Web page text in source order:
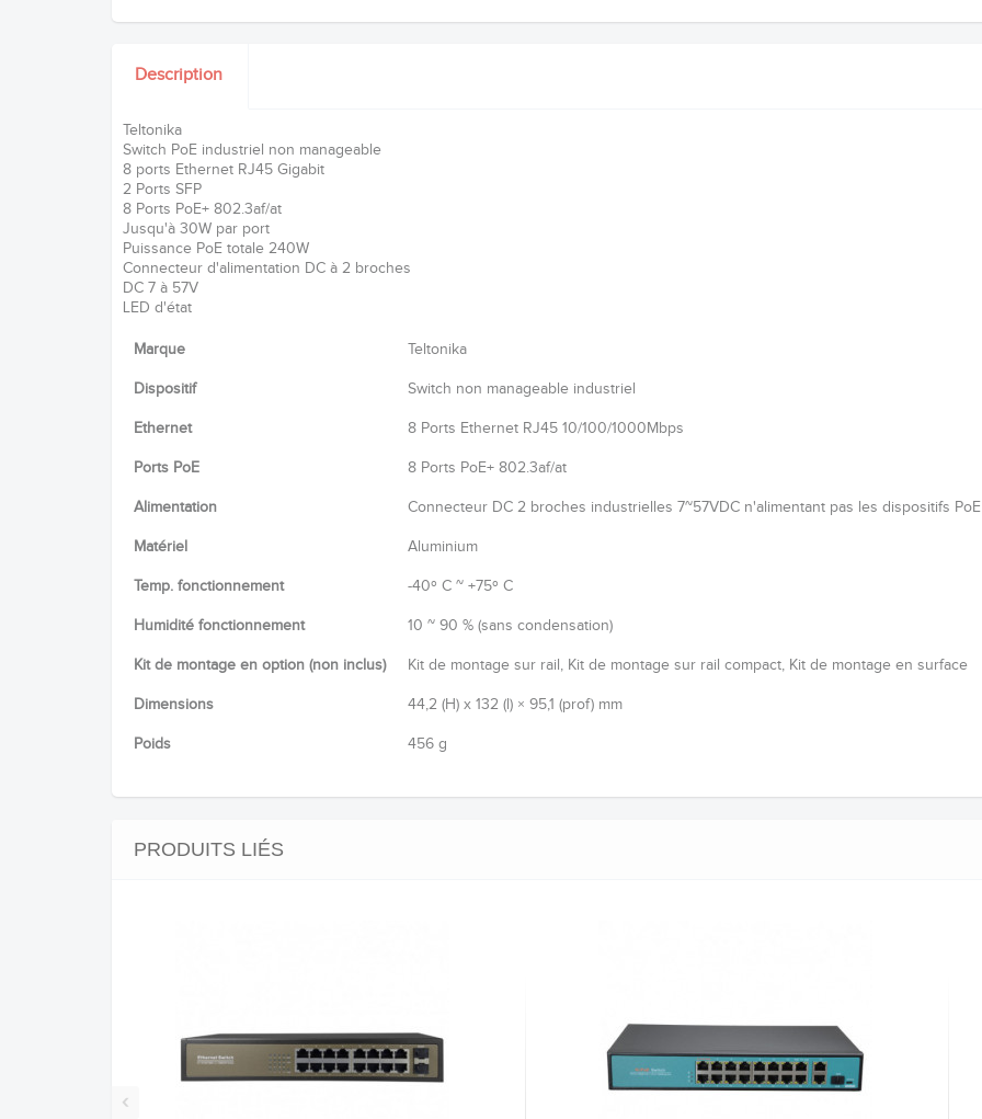
Description
Teltonika
Switch PoE industriel non manageable
8 ports Ethernet RJ45 Gigabit
2 Ports SFP
8 Ports PoE+ 802.3af/at
Jusqu'à 30W par port
Puissance PoE totale 240W
Connecteur d'alimentation DC à 2 broches
DC 7 à 57V
LED d'état
Marque Teltonika
Dispositif Switch non manageable industriel
Ethernet 8 Ports Ethernet RJ45 10/100/1000Mbps
Ports PoE 8 Ports PoE+ 802.3af/at
Alimentation Connecteur DC 2 broches industrielles 7~57VDC n'alimentant pas les dispositifs
Matériel Aluminium
Temp. fonctionnement -40º C ~ +75º C
Humidité fonctionnement 10 ~ 90 % (sans condensation)
Kit de montage en option (non inclus) Kit de montage sur rail, Kit de montage sur rail compact, Kit de montage en surface
Dimensions 44,2 (H) x 132 (l) × 95,1 (prof) mm
Poids 456 g
PRODUITS LIÉS
‹